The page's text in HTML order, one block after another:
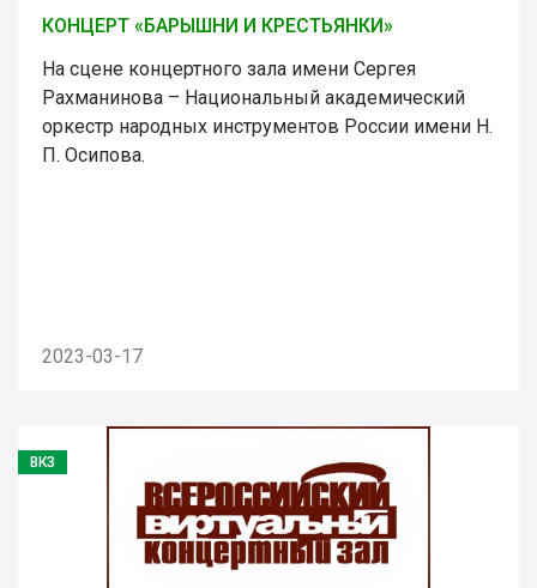
КОНЦЕРТ «БАРЫШНИ И КРЕСТЬЯНКИ»
На сцене концертного зала имени Сергея
Рахманинова – Национальный академический
оркестр народных инструментов России имени Н.
П. Осипова.
2023-03-17
ВКЗ